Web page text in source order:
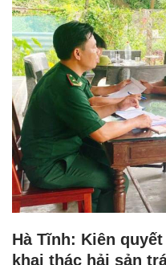
Hà Tĩnh: Kiên
khai thác hải sản